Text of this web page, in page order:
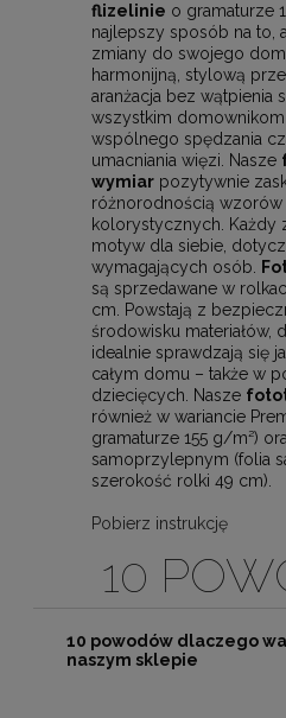
flizelinie o gramaturze
najlepszy sposób na to,
zmiany do swojego
harmonijną, stylową
aranżacja bez wątpienia
wszystkim
wspólnego spędzania
umacniania więzi. Nasze
wymiar pozytywnie
różnorodnością wzorów
kolorystycznych. Każdy
motyw dla siebie,
wymagających osób.
są sprzedawane w
cm. Powstają z
środowisku materiałów,
idealnie sprawdzają się
całym domu – także w
dziecięcych. Nasze
również w wariancie
gramaturze 155 g/m²)
samoprzylepnym (folia
szerokość rolki 49 cm).
Pobierz instrukcję
10
10 powodów dlaczego
naszym sklepie